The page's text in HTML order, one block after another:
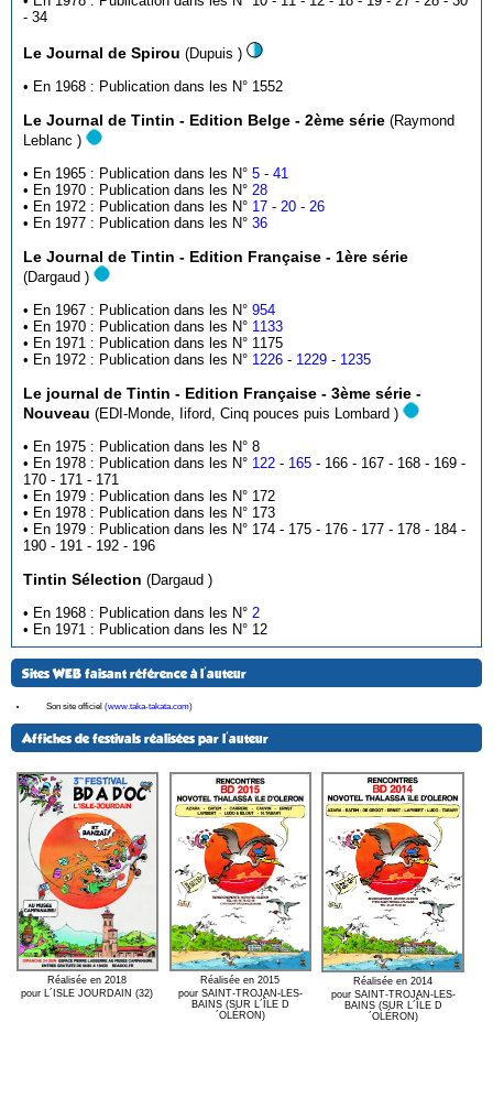
- 34
Le Journal de Spirou
(Dupuis )
• En 1968 : Publication dans les N° 1552
Le Journal de Tintin - Edition Belge - 2ème série(Raymond
Leblanc )
• En 1965 : Publication dans les N°5-41
• En 1970 : Publication dans les N° 28
• En 1972 : Publication dans les N° 17- 20- 26
• En 1977 : Publication dans les N°36
Le Journal de Tintin - Edition Française - 1ère série
(Dargaud )
• En 1967 : Publication dans les N°954
• En 1970 : Publication dans les N° 1133
• En 1971 : Publication dans les N° 1175
• En 1972 : Publication dans les N° 1226- 1229- 1235
Le journal de Tintin - Edition Française - 3ème série -
Nouveau
(EDI-Monde, Iiford, Cinq pouces puis Lombard )
• En 1975 : Publication dans les N° 8
• En 1978 : Publication dans les N° 122- 165- 166 - 167 - 168 - 169 -
170 - 171 - 171
• En 1979 : Publication dans les N° 172
• En 1978 : Publication dans les N° 173
• En 1979 : Publication dans les N° 174 - 175 - 176 - 177 - 178 - 184 -
190 - 191 - 192 - 196
Tintin Sélection
(Dargaud )
• En 1968 : Publication dans les N° 2
• En 1971 : Publication dans les N° 12
Sites WEB faisant référence à l'auteur
Son site officiel (www.taka-takata.com)
Affiches de festivals réalisées par l'auteur
Réalisée en 2018
pour L´ISLE JOURDAIN (32)
Réalisée en 2015
pour SAINT-TROJAN-LES-
BAINS (SUR L´ÎLE D
´OLÉRON)
Réalisée en 2014
pour SAINT-TROJAN-LES-
BAINS (SUR L´ÎLE D
´OLÉRON)